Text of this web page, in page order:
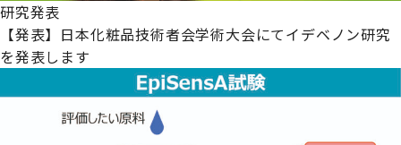
研究発表
【発表】日本化粧品技術者会学術大会にてイデベノン研究
を発表します